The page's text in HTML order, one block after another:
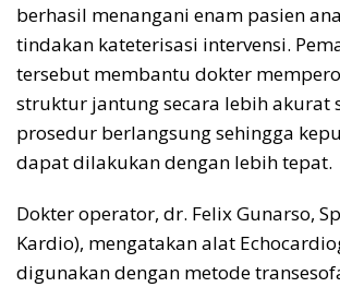
berhasil menangani enam pasien
tindakan kateterisasi intervensi.
tersebut membantu dokter
struktur jantung secara lebih akurat
prosedur berlangsung sehingga
dapat dilakukan dengan lebih tepat.
Dokter operator, dr. Felix Gunarso,
Kardio), mengatakan alat
digunakan dengan metode